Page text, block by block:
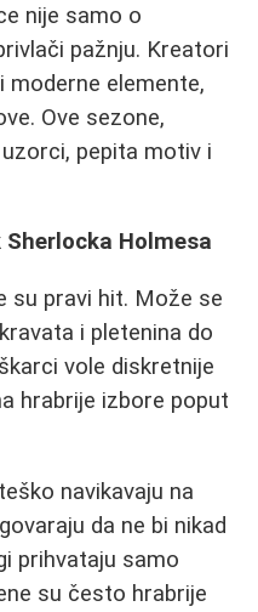
nije samo o
pažnju. Kreatori
moderne elemente,
Ove sezone,
pepita motiv i
Holmesa
su pravi hit. Može se
i pletenina do
vole diskretnije
hrabrije izbore poput
navikavaju na
da ne bi nikad
prihvataju samo
su često hrabrije